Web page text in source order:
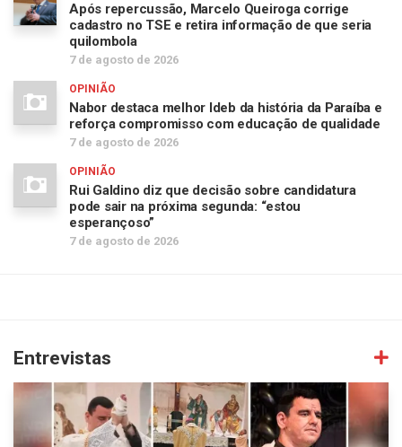
Após repercussão, Marcelo Queiroga corrige
cadastro no TSE e retira informação de que seria
quilombola
7 de agosto de 2026
OPINIÃO
Nabor destaca melhor Ideb da história da Paraíba e
reforça compromisso com educação de qualidade
7 de agosto de 2026
OPINIÃO
Rui Galdino diz que decisão sobre candidatura
pode sair na próxima segunda: “estou
esperançoso”
7 de agosto de 2026
Entrevistas